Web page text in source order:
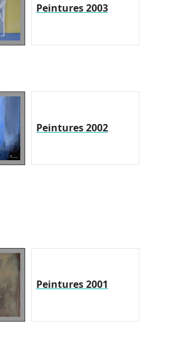
Peintures 2003
Peintures 2002
Peintures 2001